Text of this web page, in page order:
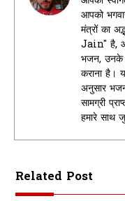
आपको
मंत्रों का
Jain" है,
भजन, उनके
कराना है।
अनुसार
सामग्री
हमारे साथ
Related Post